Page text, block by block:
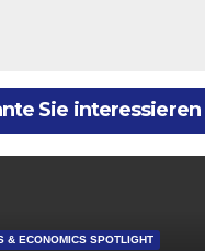
Sie interessieren
& ECONOMICS SPOTLIGHT